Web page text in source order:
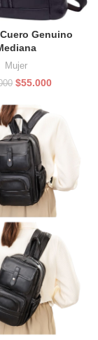
Genuino
Mujer
El
original
era:
$60.000.
$55.000El
es: